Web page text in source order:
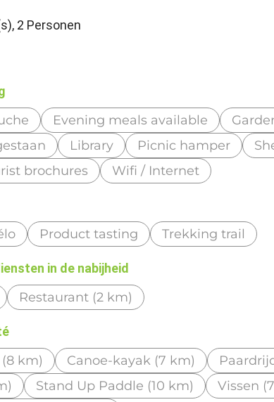
2 Personen
Evening meals available
Library Picnic hamper
brochures Wifi / Internet
Product tasting Trekking trail
in de nabijheid
Restaurant (2 km)
km) Canoe-kayak (7 km)
Stand Up Paddle (10 km)
Vissen